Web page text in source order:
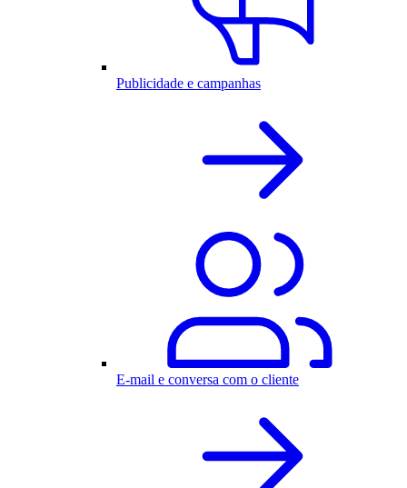
Publicidade e campanhas
E-mail e conversa com o cliente